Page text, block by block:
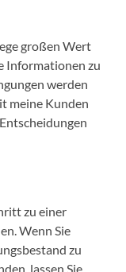
großen Wert
Informationen zu
werden
meine Kunden
zu einer
Wenn Sie
zu
lassen Sie